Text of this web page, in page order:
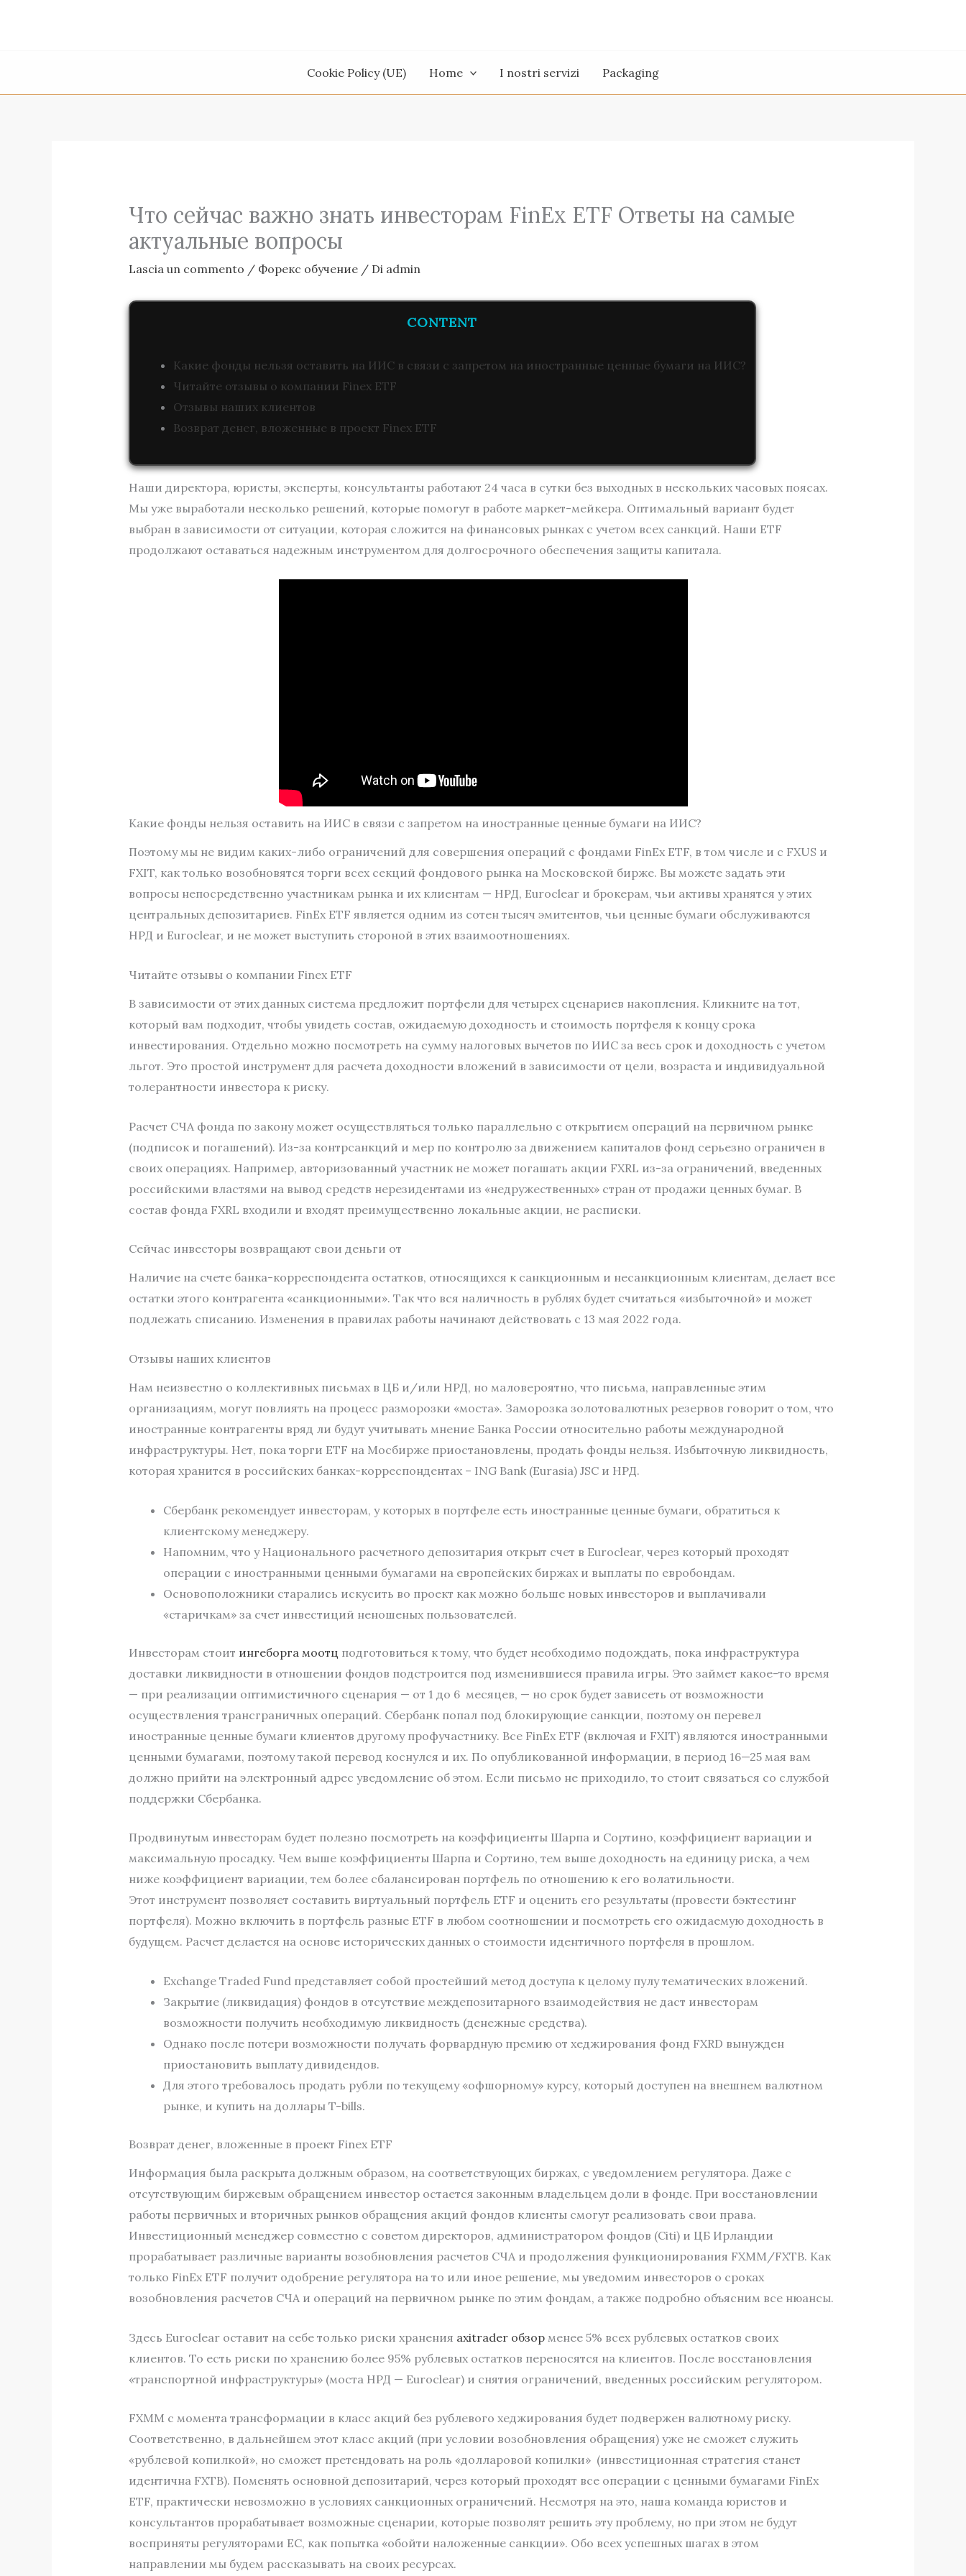
Cookie Policy (UE)
Home I nostri servizi Packaging
Что сейчас важно знать инвесторам FinEx ETF Ответы на самые
актуальные вопросы
Lascia un commento / Форекс обучение/ Di admin
CONTENT
Какие фонды нельзя оставить на ИИС в связи с запретом на иностранные ценные бумаги на ИИС?
Читайте отзывы о компании Finex ETF
Отзывы наших клиентов
Возврат денег, вложенные в проект Finex ETF
Наши директора, юристы, эксперты, консультанты работают 24 часа в сутки без выходных в нескольких часовых поясах.
Мы уже выработали несколько решений, которые помогут в работе маркет-мейкера. Оптимальный вариант будет
выбран в зависимости от ситуации, которая сложится на финансовых рынках с учетом всех санкций. Наши ETF
продолжают оставаться надежным инструментом для долгосрочного обеспечения защиты капитала.
Какие фонды нельзя оставить на ИИС в связи с запретом на иностранные ценные бумаги на ИИС?
Поэтому мы не видим каких-либо ограничений для совершения операций с фондами FinEx ETF, в том числе и с FXUS и
FXIT, как только возобновятся торги всех секций фондового рынка на Московской бирже. Вы можете задать эти
вопросы непосредственно участникам рынка и их клиентам — НРД, Euroclear и брокерам, чьи активы хранятся у этих
центральных депозитариев. FinEx ETF является одним из сотен тысяч эмитентов, чьи ценные бумаги обслуживаются
НРД и Euroclear, и не может выступить стороной в этих взаимоотношениях.
Читайте отзывы о компании Finex ETF
В зависимости от этих данных система предложит портфели для четырех сценариев накопления. Кликните на тот,
который вам подходит, чтобы увидеть состав, ожидаемую доходность и стоимость портфеля к концу срока
инвестирования. Отдельно можно посмотреть на сумму налоговых вычетов по ИИС за весь срок и доходность с учетом
льгот. Это простой инструмент для расчета доходности вложений в зависимости от цели, возраста и индивидуальной
толерантности инвестора к риску.
Расчет СЧА фонда по закону может осуществляться только параллельно с открытием операций на первичном рынке
(подписок и погашений). Из-за контрсанкций и мер по контролю за движением капиталов фонд серьезно ограничен в
своих операциях. Например, авторизованный участник не может погашать акции FXRL из-за ограничений, введенных
российскими властями на вывод средств нерезидентами из «недружественных» стран от продажи ценных бумаг. В
состав фонда FXRL входили и входят преимущественно локальные акции, не расписки.
Сейчас инвесторы возвращают свои деньги от
Наличие на счете банка-корреспондента остатков, относящихся к санкционным и несанкционным клиентам, делает все
остатки этого контрагента «санкционными». Так что вся наличность в рублях будет считаться «избыточной» и может
подлежать списанию. Изменения в правилах работы начинают действовать с 13 мая 2022 года.
Отзывы наших клиентов
Нам неизвестно о коллективных письмах в ЦБ и/или НРД, но маловероятно, что письма, направленные этим
организациям, могут повлиять на процесс разморозки «моста». Заморозка золотовалютных резервов говорит о том, что
иностранные контрагенты вряд ли будут учитывать мнение Банка России относительно работы международной
инфраструктуры. Нет, пока торги ETF на Мосбирже приостановлены, продать фонды нельзя. Избыточную ликвидность,
которая хранится в российских банках-корреспондентах – ING Bank (Eurasia) JSC и НРД.
Сбербанк рекомендует инвесторам, у которых в портфеле есть иностранные ценные бумаги, обратиться к
клиентскому менеджеру.
Напомним, что у Национального расчетного депозитария открыт счет в Euroclear, через который проходят
операции с иностранными ценными бумагами на европейских биржах и выплаты по евробондам.
Основоположники старались искусить во проект как можно больше новых инвесторов и выплачивали
«старичкам» за счет инвестиций неношеных пользователей.
Инвесторам стоит ингеборга моотц подготовиться к тому, что будет необходимо подождать, пока инфраструктура
доставки ликвидности в отношении фондов подстроится под изменившиеся правила игры. Это займет какое-то время
— при реализации оптимистичного сценария — от 1 до 6 месяцев, — но срок будет зависеть от возможности
осуществления трансграничных операций. Сбербанк попал под блокирующие санкции, поэтому он перевел
иностранные ценные бумаги клиентов другому профучастнику. Все FinEx ETF (включая и FXIT) являются иностранными
ценными бумагами, поэтому такой перевод коснулся и их. По опубликованной информации, в период 16—25 мая вам
должно прийти на электронный адрес уведомление об этом. Если письмо не приходило, то стоит связаться со службой
поддержки Сбербанка.
Продвинутым инвесторам будет полезно посмотреть на коэффициенты Шарпа и Сортино, коэффициент вариации и
максимальную просадку. Чем выше коэффициенты Шарпа и Сортино, тем выше доходность на единицу риска, а чем
ниже коэффициент вариации, тем более сбалансирован портфель по отношению к его волатильности.
Этот инструмент позволяет составить виртуальный портфель ETF и оценить его результаты (провести бэктестинг
портфеля). Можно включить в портфель разные ETF в любом соотношении и посмотреть его ожидаемую доходность в
будущем. Расчет делается на основе исторических данных о стоимости идентичного портфеля в прошлом.
Exchange Traded Fund представляет собой простейший метод доступа к целому пулу тематических вложений.
Закрытие (ликвидация) фондов в отсутствие междепозитарного взаимодействия не даст инвесторам
возможности получить необходимую ликвидность (денежные средства).
Однако после потери возможности получать форвардную премию от хеджирования фонд FXRD вынужден
приостановить выплату дивидендов.
Для этого требовалось продать рубли по текущему «офшорному» курсу, который доступен на внешнем валютном
рынке, и купить на доллары T-bills.
Возврат денег, вложенные в проект Finex ETF
Информация была раскрыта должным образом, на соответствующих биржах, с уведомлением регулятора. Даже с
отсутствующим биржевым обращением инвестор остается законным владельцем доли в фонде. При восстановлении
работы первичных и вторичных рынков обращения акций фондов клиенты смогут реализовать свои права.
Инвестиционный менеджер совместно с советом директоров, администратором фондов (Citi) и ЦБ Ирландии
прорабатывает различные варианты возобновления расчетов СЧА и продолжения функционирования FXMM/FXTB. Как
только FinEx ETF получит одобрение регулятора на то или иное решение, мы уведомим инвесторов о сроках
возобновления расчетов СЧА и операций на первичном рынке по этим фондам, а также подробно объясним все нюансы.
Здесь Euroclear оставит на себе только риски хранения axitrader обзорменее 5% всех рублевых остатков своих
клиентов. То есть риски по хранению более 95% рублевых остатков переносятся на клиентов. После восстановления
«транспортной инфраструктуры» (моста НРД — Euroclear) и снятия ограничений, введенных российским регулятором.
FXMM с момента трансформации в класс акций без рублевого хеджирования будет подвержен валютному риску.
Соответственно, в дальнейшем этот класс акций (при условии возобновления обращения) уже не сможет служить
«рублевой копилкой», но сможет претендовать на роль «долларовой копилки» (инвестиционная стратегия станет
идентична FXTB). Поменять основной депозитарий, через который проходят все операции с ценными бумагами FinEx
ETF, практически невозможно в условиях санкционных ограничений. Несмотря на это, наша команда юристов и
консультантов прорабатывает возможные сценарии, которые позволят решить эту проблему, но при этом не будут
восприняты регуляторами ЕС, как попытка «обойти наложенные санкции». Обо всех успешных шагах в этом
направлении мы будем рассказывать на своих ресурсах.